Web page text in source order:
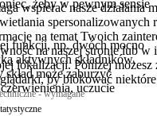
żeby w pewnym sensie
funkcji, np. dwóch mocno
aktywnych składników.
może zaburzyć
uczucie
wspierać nasze działania
spersonalizowanych
na temat Twoich
na naszej stronie lub
lokalizacji. Poniżej możesz
by blokować
- wymagane